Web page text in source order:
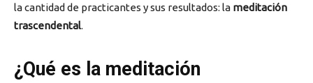
la cantidad de practicantes y sus resultados: la meditación
trascendental.
¿Qué es la meditación